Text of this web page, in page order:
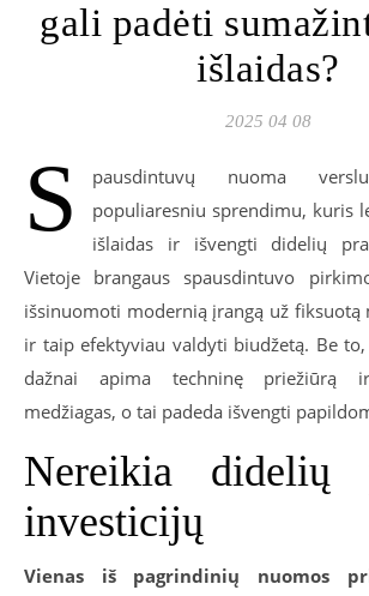
gali padėti
išlaidas?
2025 04 08
S
pausdintuvų nuoma
populiaresniu sprendimu, kuris
išlaidas ir išvengti didelių
Vietoje brangaus spausdintuvo
išsinuomoti modernią įrangą už fiksuotą
ir taip efektyviau valdyti biudžetą. Be
dažnai apima techninę priežiūrą ir
medžiagas, o tai padeda išvengti
Nereikia didelių
investicijų
Vienas iš pagrindinių nuomos